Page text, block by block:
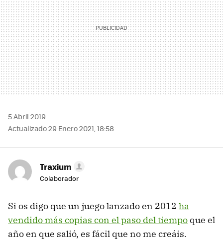
5 Abril 2019
Actualizado 29 Enero 2021, 18:58
Traxium
Colaborador
Si os digo que un juego lanzado en 2012 ha
vendido más copias con el paso del tiempo que el
año en que salió, es fácil que no me creáis.